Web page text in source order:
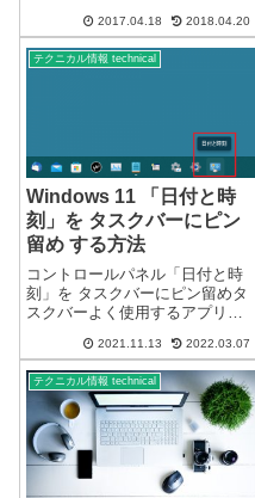
（通常誤差1秒以内※であれば直
ちに時刻同期しないslewモー
ド）※誤差...
2017.04.18 2018.04.20
テクニカル情報 technical
Windows 11 「日付と時
刻」を タスクバーにピン
留め する方法
コントロールパネル「日付と時
刻」を タスクバーにピン留めタ
スクバーよく使用するアプリな
おくと簡単に起動できます。
Windows 11 で、秒単位の時刻を
確認するために、「日付と時
刻」をタスクバーにピン留めす
る方法...
2021.11.13 2022.03.07
テクニカル情報 technical